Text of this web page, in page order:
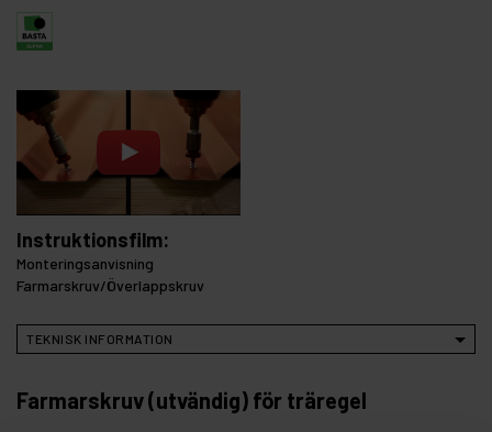
Instruktionsfilm:
Monteringsanvisning
Farmarskruv/Överlappskruv
TEKNISK INFORMATION
Farmarskruv (utvändig) för träregel